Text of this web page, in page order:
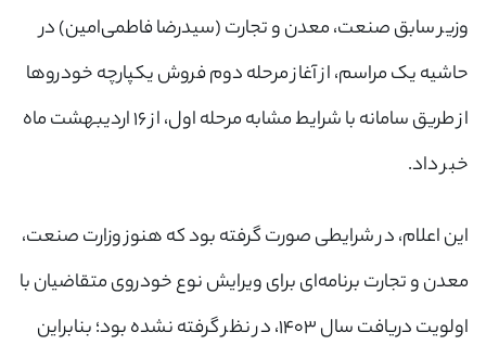
وزیر سابق صنعت، معدن و تجارت (سیدرضا فاطمی‌امین) در
حاشیه یک مراسم، از آغاز مرحله دوم فروش یکپارچه خودروها
از طریق سامانه با شرایط مشابه مرحله اول، از ۱۶ اردیبهشت ماه
خبر داد.
این اعلام، در شرایطی صورت گرفته بود که هنوز وزارت صنعت،
معدن و تجارت برنامه‌ای برای ویرایش نوع خودروی متقاضیان با
اولویت دریافت سال ۱۴۰۳، در نظر گرفته نشده بود؛ بنابراین